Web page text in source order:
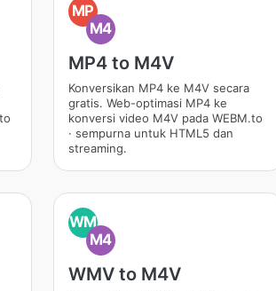
MP
M4
MP4 to M4V
Konversikan MP4 ke M4V secara
gratis. Web-optimasi MP4 ke
konversi video M4V pada WEBM.to
· sempurna untuk HTML5 dan
streaming.
WM
M4
WMV to M4V